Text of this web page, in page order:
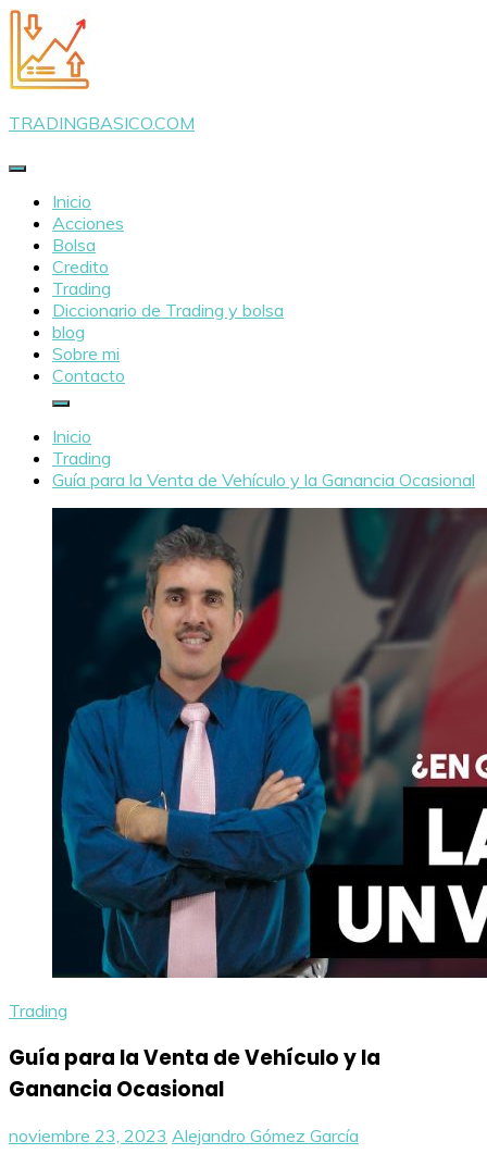
Saltar
al
contenido
TRADINGBASICO.COM
Inicio
Acciones
Bolsa
Credito
Trading
Diccionario de Trading y bolsa
blog
Sobre mi
Contacto
Inicio
Trading
Guía para la Venta de Vehículo y la Ganancia Ocasional
Trading
Guía para la Venta de Vehículo y la
Ganancia Ocasional
noviembre 23, 2023 Alejandro Gómez García